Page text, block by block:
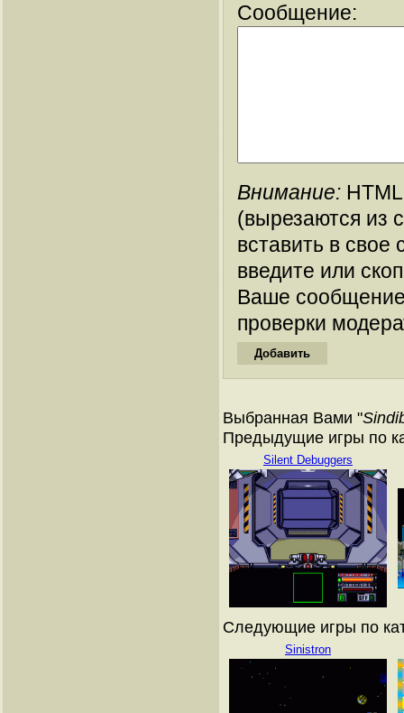
Сообщение:
Внимание:
(вырезаются из
вставить в
введите или
Ваше
проверки
Выбранная Вами "
Предыдущие игры по
Silent Debuggers
Следующие игры по
Sinistron